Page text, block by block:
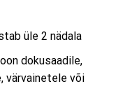
üle 2 nädala
dokusaadile,
värvainetele või